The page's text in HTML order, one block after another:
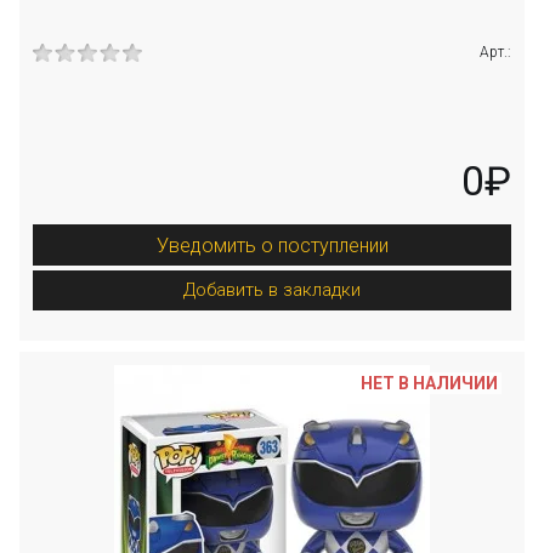
Арт.:
0₽
Уведомить о поступлении
Добавить в закладки
НЕТ В НАЛИЧИИ